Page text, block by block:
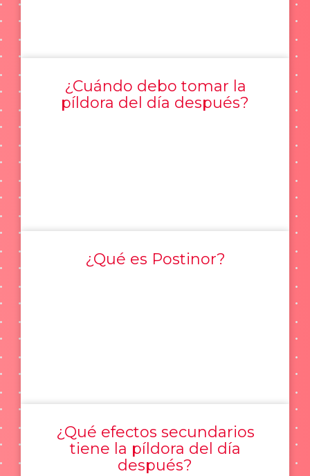
¿Cuándo debo tomar la
píldora del día después?
¿Qué es Postinor?
¿Qué efectos secundarios
tiene la píldora del día
después?